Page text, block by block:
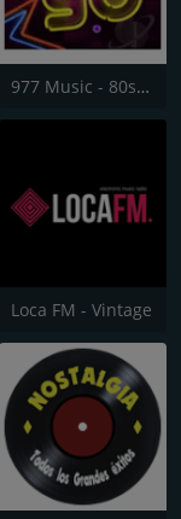
977 Music - 80s 90s Super Pop Hits
Loca FM - Vintage